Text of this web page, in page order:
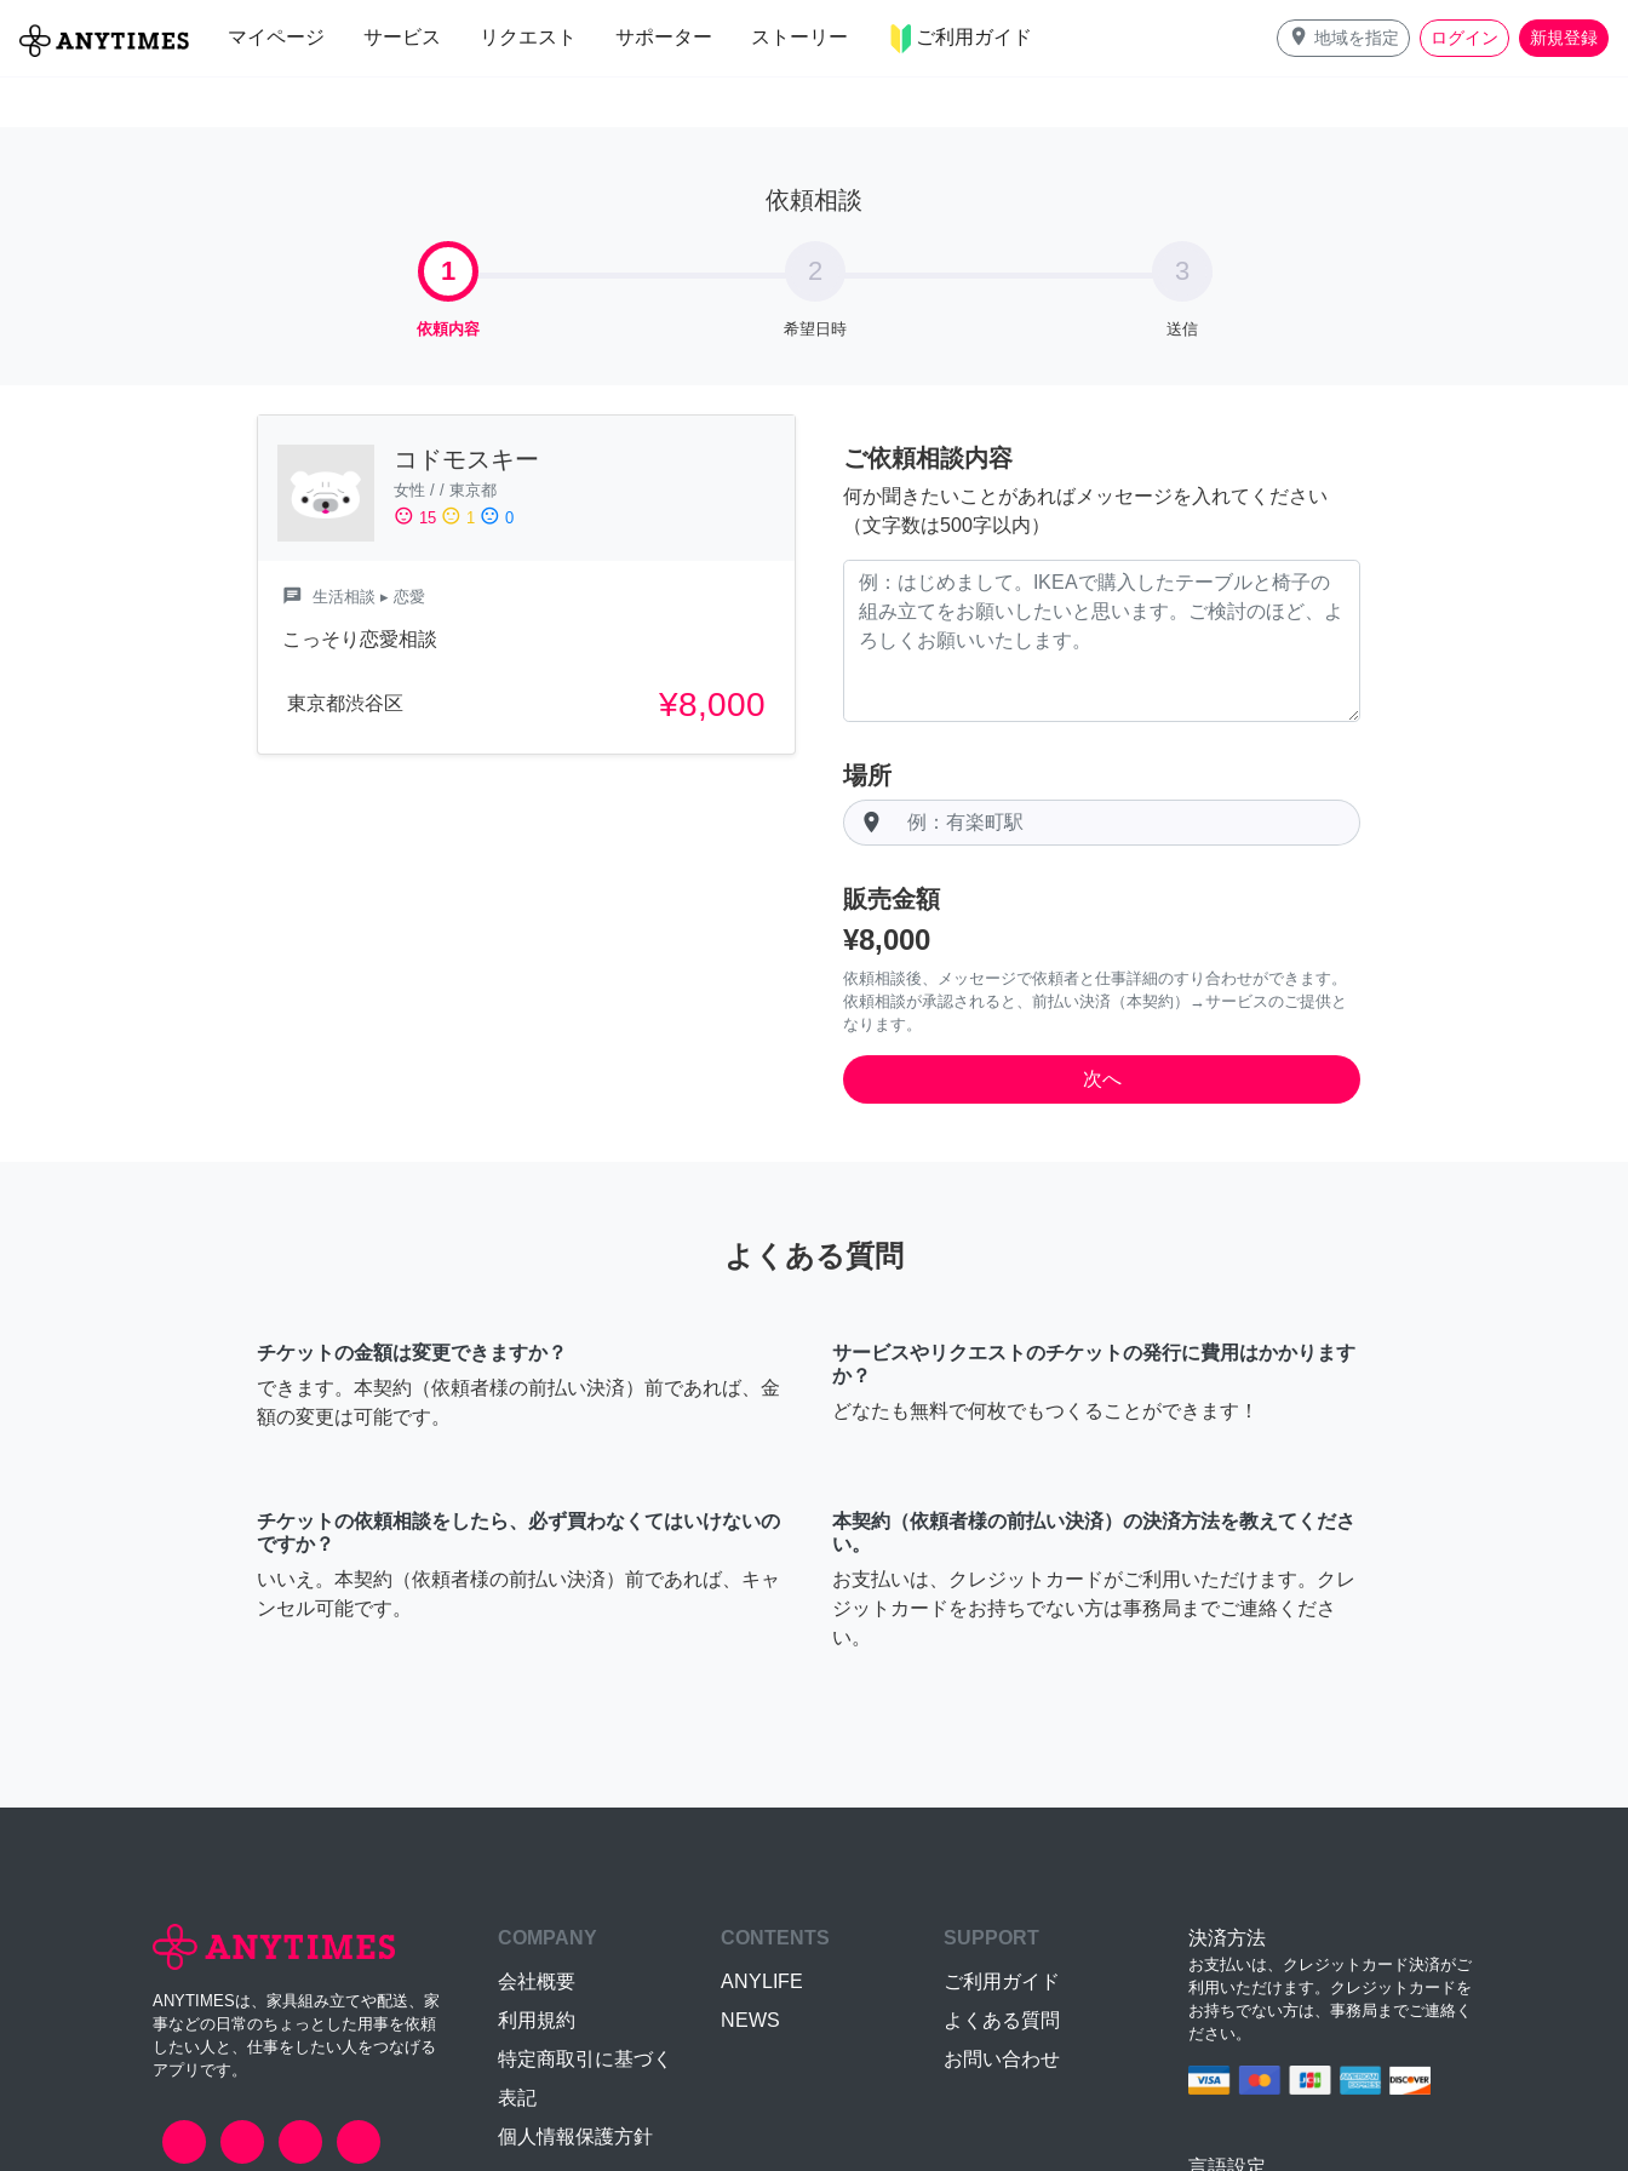
マイページ サービス リクエスト サポーター ストーリー ご利用ガイド place 地域を指定 ログイン 新規登録
全て 修理・組立 家事 引っ越し インテリア 趣味・習い事 ペット 料理
依頼相談
1
依頼内容
2
希望日時
3
送信
コドモスキー
女性 / / 東京都
sentiment_satisfied 15 sentiment_neutral 1 sentiment_dissatisfied 0
chat 生活相談 ▸ 恋愛
こっそり恋愛相談
東京都渋谷区 ¥8,000
ご依頼相談内容
何か聞きたいことがあればメッセージを入れてください
（文字数は500字以内）
場所
room
販売金額
¥8,000
依頼相談後、メッセージで依頼者と仕事詳細のすり合わせができます。
依頼相談が承認されると、前払い決済（本契約）→サービスのご提供と
なります。
よくある質問
チケットの金額は変更できますか？
できます。本契約（依頼者様の前払い決済）前であれば、金
額の変更は可能です。
サービスやリクエストのチケットの発行に費用はかかります
か？
どなたも無料で何枚でもつくることができます！
チケットの依頼相談をしたら、必ず買わなくてはいけないの
ですか？
いいえ。本契約（依頼者様の前払い決済）前であれば、キャ
ンセル可能です。
本契約（依頼者様の前払い決済）の決済方法を教えてくださ
い。
お支払いは、クレジットカードがご利用いただけます。クレ
ジットカードをお持ちでない方は事務局までご連絡くださ
い。
ANYTIMESは、家具組み立てや配送、家
事などの日常のちょっとした用事を依頼
したい人と、仕事をしたい人をつなげる
アプリです。
COMPANY
会社概要
利用規約
特定商取引に基づく
表記
個人情報保護方針
CONTENTS
ANYLIFE
NEWS
SUPPORT
ご利用ガイド
よくある質問
お問い合わせ
決済方法
お支払いは、クレジットカード決済がご
利用いただけます。クレジットカードを
お持ちでない方は、事務局までご連絡く
ださい。
言語設定